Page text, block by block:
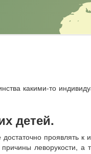
какими-то
детей.
проявлять к
леворукости, а